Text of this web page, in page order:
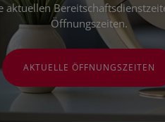
aktuellen
Öffnungszeiten.
AKTUELLE ÖFFNUNGSZEITEN